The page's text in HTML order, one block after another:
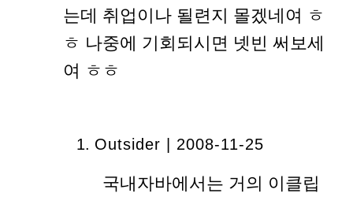
는데 취업이나 될련지 몰겠네여 ㅎ
ㅎ 나중에 기회되시면 넷빈 써보세
여 ㅎㅎ
Outsider | 2008-11-25
국내자바에서는 거의 이클립